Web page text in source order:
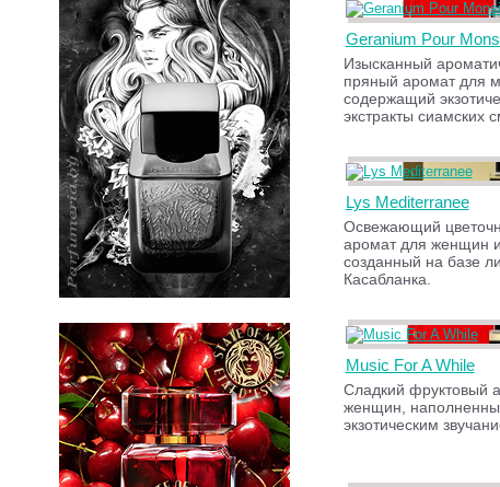
Geranium Pour
Изысканный
пряный аромат для
содержащий
экстракты сиамских
Lys Mediterranee
Освежающий
аромат для женщин
созданный на базе
Касабланка.
Music For A While
Сладкий фруктовый
женщин,
экзотическим